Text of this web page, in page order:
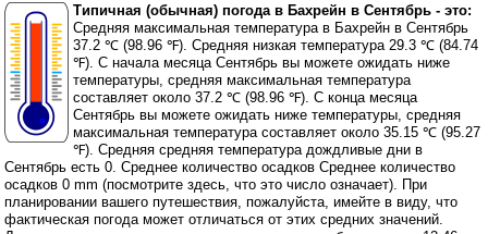
Типичная (обычная) погода в Бахрейн в Сентябрь - это:
Средняя максимальная температура в Бахрейн в Сентябрь
37.2 ℃ (98.96 ℉). Средняя низкая температура 29.3 ℃ (84.74
℉). С начала месяца Сентябрь вы можете ожидать ниже
температуры, средняя максимальная температура
составляет около 37.2 ℃ (98.96 ℉). С конца месяца
Сентябрь вы можете ожидать ниже температуры, средняя
максимальная температура составляет около 35.15 ℃ (95.27
℉). Средняя средняя температура дождливые дни в
Сентябрь есть 0. Среднее количество осадков Среднее количество
осадков 0 mm (посмотрите здесь, что это число означает). При
планировании вашего путешествия, пожалуйста, имейте в виду, что
фактическая погода может отличаться от этих средних значений.